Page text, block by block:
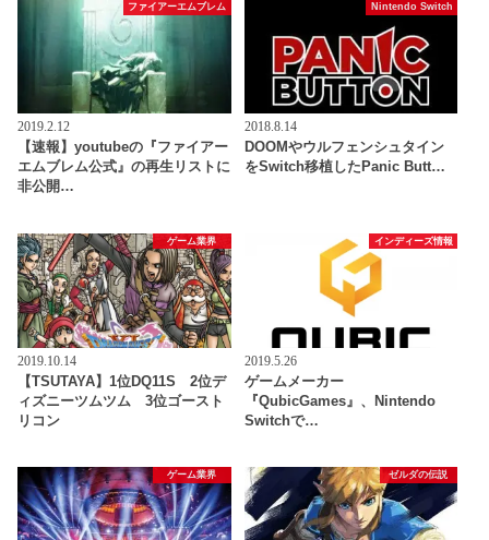
ファイアーエムブレム
2019.2.12
【速報】youtubeの『ファイアー
エムブレム公式』の再生リストに
非公開…
Nintendo Switch
2018.8.14
DOOMやウルフェンシュタイン
をSwitch移植したPanic Butt…
ゲーム業界
2019.10.14
【TSUTAYA】1位DQ11S 2位デ
ィズニーツムツム 3位ゴースト
リコン
インディーズ情報
2019.5.26
ゲームメーカー
『QubicGames』、Nintendo
Switchで…
ゲーム業界 ゼルダの伝説